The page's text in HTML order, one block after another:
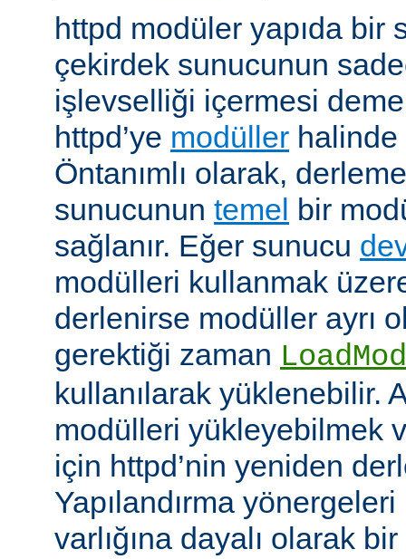
httpd modüler yapıda bir
çekirdek sunucunun
işlevselliği içermesi
httpd’ye modüller
Öntanımlı olarak,
sunucunun temel
bir
sağlanır. Eğer sunucu
modülleri kullanmak
derlenirse modüller ayrı
gerektiği zaman
kullanılarak yüklenebilir.
modülleri yükleyebilmek
için httpd’nin yeniden
Yapılandırma
varlığına dayalı olarak bir